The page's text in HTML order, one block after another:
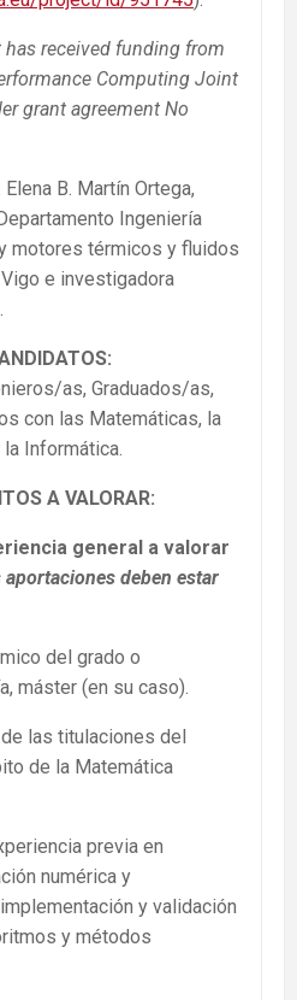
has received funding from
Computing Joint
grant agreement No
Elena B. Martín Ortega,
Ingeniería
motores térmicos y fluidos
e investigadora
as, Graduados/as,
con las Matemáticas, la
Informática.
A VALORAR:
general a valorar
deben estar
del grado o
máster (en su caso).
las titulaciones del
de la Matemática
previa en
numérica y
y validación
y métodos